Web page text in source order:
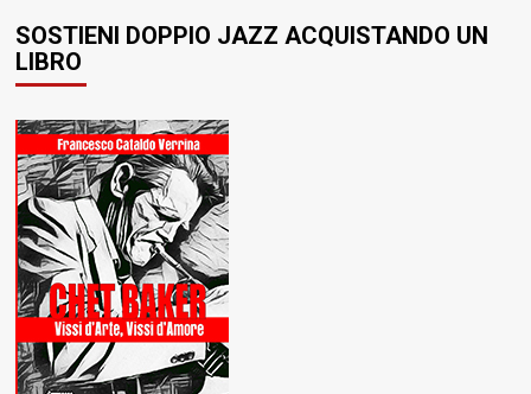
SOSTIENI DOPPIO JAZZ ACQUISTANDO UN
LIBRO